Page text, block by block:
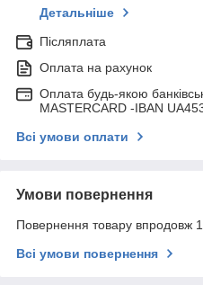
Детальніше
Післяплата
Оплата на рахунок
Оплата будь-якою
MASTERCARD -IBAN
Всі умови оплати
Умови повернення
Повернення товару впродовж
Всі умови повернення